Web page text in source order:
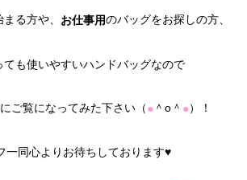
る方や、 お仕事用のバッグをお探しの方、
ても使いやすいハンドバッグなので
ご覧になってみた下さい（● ＾o＾ ●）！
一同心よりお待ちしております♥